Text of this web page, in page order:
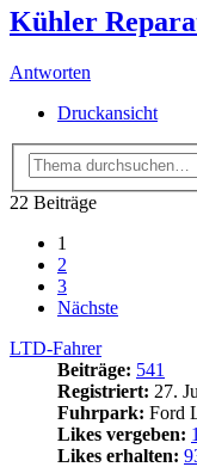
Kühler
Antworten
Druckansicht
22 Beiträge
1
2
3
Nächste
LTD-Fahrer
Beiträge: 541
Registriert: 27.
Fuhrpark: Ford
Likes vergeben:
Likes erhalten: